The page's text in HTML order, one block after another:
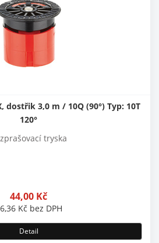
dostřik 3,0 m / 10Q (90°) Typ: 10T
120°
tryska
44,00 Kč
Kč bez DPH
Detail